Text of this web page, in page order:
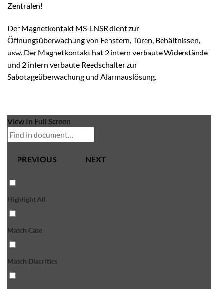
Zentralen!
Der Magnetkontakt MS-LNSR dient zur
Öffnungsüberwachung von Fenstern, Türen, Behältnissen,
usw. Der Magnetkontakt hat 2 intern verbaute Widerstände
und 2 intern verbaute Reedschalter zur
Sabotageüberwachung und Alarmauslösung.